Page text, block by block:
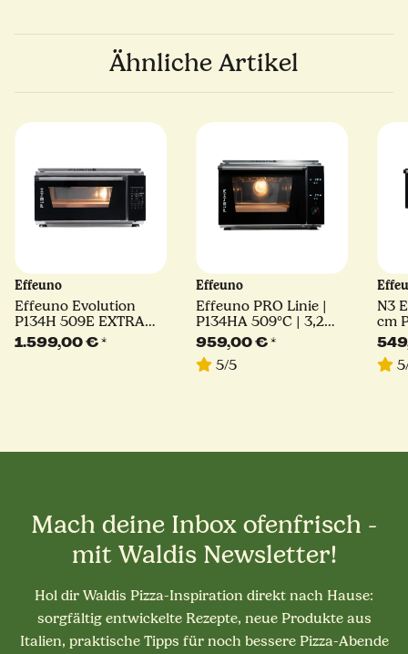
Ähnliche Artikel
Effeuno
Effeuno Evolution
P134H 509E EXTRA
POWER | 3,2 kW | inkl.
original Effeuno-Stein
1.599,00 €*
Effeuno
Effeuno PRO Linie |
P134HA 509°C | 3,2
kW | inkl. original
Effeuno-Stein |
Elektro Pizzaofen
959,00 €*
5/5
N3
cm
|
Mach deine Inbox ofenfrisch -
mit Waldis Newsletter!
Hol dir Waldis Pizza-Inspiration direkt nach Hause:
sorgfältig entwickelte Rezepte, neue Produkte aus
Italien, praktische Tipps für noch bessere Pizza-Abende